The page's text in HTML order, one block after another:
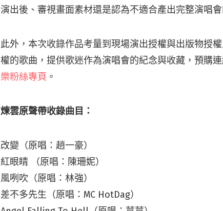
演出後、審視畫面素材還是認為不適合產出完整演唱會
此外，本次收錄作品考量到現場演出授權與出版物授
權的歌曲，提供歌迷作為演唱會的紀念與收藏，預購
樂粉絲專頁 。
煉雲原聲帶收錄曲目：
改變（原唱：趙一豪）
紅眼睛 （原唱：陳珊妮）
風咧吹（原唱：林強）
差不多先生（原唱：MC HotDag）